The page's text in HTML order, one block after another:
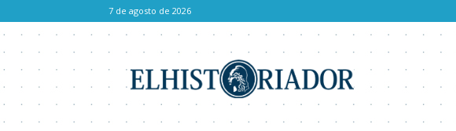
7 de agosto de 2026
Historiador